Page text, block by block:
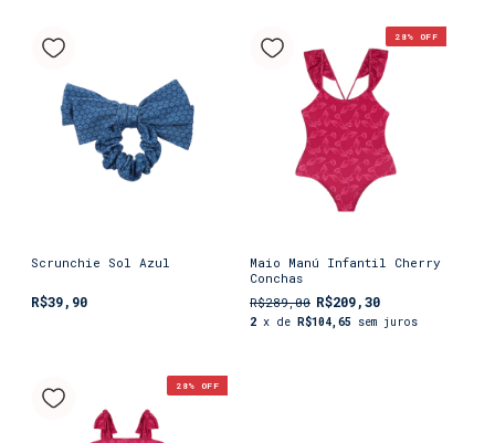
Scrunchie Sol Azul
R$39,90
28% OFF
Maio Manú Infantil Cherry
Conchas
R$289,00 R$209,30
2 x de R$104,65 sem juros
28% OFF